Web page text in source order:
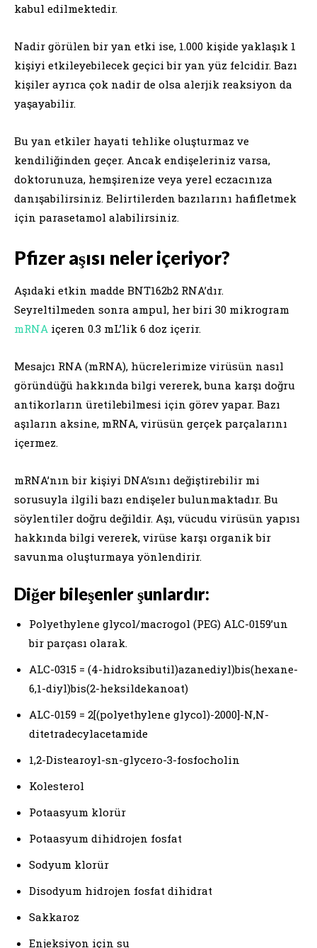
kabul edilmektedir.
Nadir görülen bir yan etki ise, 1.000 kişide yaklaşık 1
kişiyi etkileyebilecek geçici bir yan yüz felcidir. Bazı
kişiler ayrıca çok nadir de olsa alerjik reaksiyon da
yaşayabilir.
Bu yan etkiler hayati tehlike oluşturmaz ve
kendiliğinden geçer. Ancak endişeleriniz varsa,
doktorunuza, hemşirenize veya yerel eczacınıza
danışabilirsiniz. Belirtilerden bazılarını hafifletmek
için parasetamol alabilirsiniz.
Pfizer aşısı neler içeriyor?
Aşıdaki etkin madde BNT162b2 RNA’dır.
Seyreltilmeden sonra ampul, her biri 30 mikrogram
mRNA içeren 0.3 mL’lik 6 doz içerir.
Mesajcı RNA (mRNA), hücrelerimize virüsün nasıl
göründüğü hakkında bilgi vererek, buna karşı doğru
antikorların üretilebilmesi için görev yapar. Bazı
aşıların aksine, mRNA, virüsün gerçek parçalarını
içermez.
mRNA’nın bir kişiyi DNA’sını değiştirebilir mi
sorusuyla ilgili bazı endişeler bulunmaktadır. Bu
söylentiler doğru değildir. Aşı, vücudu virüsün yapısı
hakkında bilgi vererek, virüse karşı organik bir
savunma oluşturmaya yönlendirir.
Diğer bileşenler şunlardır:
Polyethylene glycol/macrogol (PEG) ALC-0159’un
bir parçası olarak.
ALC-0315 = (4-hidroksibutil)azanediyl)bis(hexane-
6,1-diyl)bis(2-heksildekanoat)
ALC-0159 = 2[(polyethylene glycol)-2000]-N,N-
ditetradecylacetamide
1,2-Distearoyl-sn-glycero-3-fosfocholin
Kolesterol
Potaasyum klorür
Potaasyum dihidrojen fosfat
Sodyum klorür
Disodyum hidrojen fosfat dihidrat
Sakkaroz
Enjeksiyon için su